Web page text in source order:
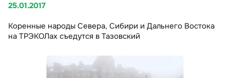
25.01.2017
Коренные народы Севера, Сибири и Дальнего Востока
на ТРЭКОЛах съедутся в Тазовский